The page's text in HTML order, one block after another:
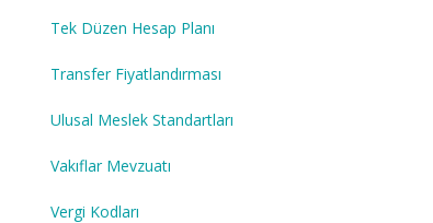
Tek Düzen Hesap Planı
Transfer Fiyatlandırması
Ulusal Meslek Standartları
Vakıflar Mevzuatı
Vergi Kodları